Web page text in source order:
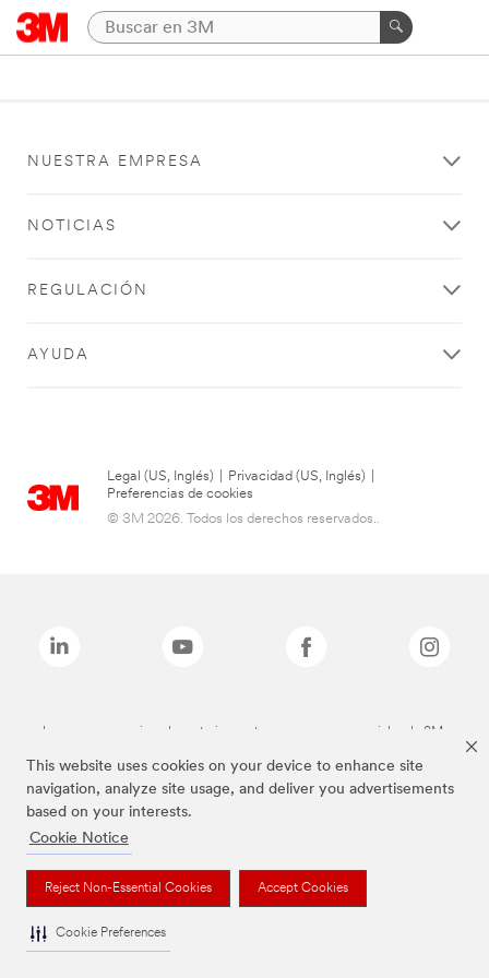
This website uses cookies on your device to enhance site
navigation, analyze site usage, and deliver you advertisements
based on your interests.
Cookie Notice
Reject Non-Essential Cookies Accept Cookies
Cookie Preferences
NUESTRA EMPRESA
NOTICIAS
REGULACIÓN
AYUDA
Legal (US, Inglés) Privacidad (US, Inglés)
Preferencias de cookies
© 3M 2026. Todos los derechos reservados..
Las marcas mencionadas anteriormente son marcas comerciales de 3M.